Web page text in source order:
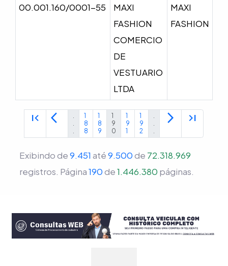
00.001.160/0001-55
MAXI
FASHION
COMERCIO
DE
VESTUARIO
LTDA
MAXI
FASHION
first_page arrow_back_ios
.
.
.
1
8
8
1
8
9
1
9
0
1
9
1
1
9
2
.
.
.
arrow_forward_ios last_page
Exibindo de9.451 até9.500de 72.318.969
registros. Página190de1.446.380 páginas.